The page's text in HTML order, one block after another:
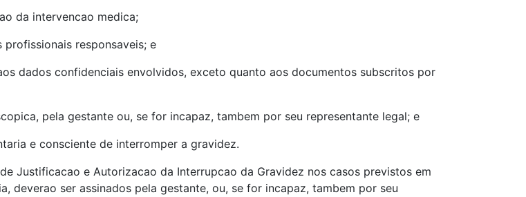
da intervencao medica;
responsaveis; e
dados confidenciais envolvidos, exceto quanto aos documentos subscritos por
pela gestante ou, se for incapaz, tambem por seu representante legal; e
e consciente de interromper a gravidez.
Justificacao e Autorizacao da Interrupcao da Gravidez nos casos previstos em
deverao ser assinados pela gestante, ou, se for incapaz, tambem por seu